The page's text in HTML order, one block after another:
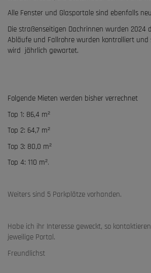
Alle Fenster und Glasportale sind ebenfalls
Die straßenseitigen Dachrinnen wurden 2024
Abläufe und Fallrohre wurden kontrolliert und
wird jährlich gewartet.
Folgende Mieten werden bisher verrechnet
Top 1: 86,4 m²
Top 2: 64,7 m²
Top 3: 80,0 m²
Top 4: 110 m².
Weiters sind 5 Parkplätze vorhanden.
Habe ich ihr Interesse geweckt, so
jeweilige Portal.
Freundlichst